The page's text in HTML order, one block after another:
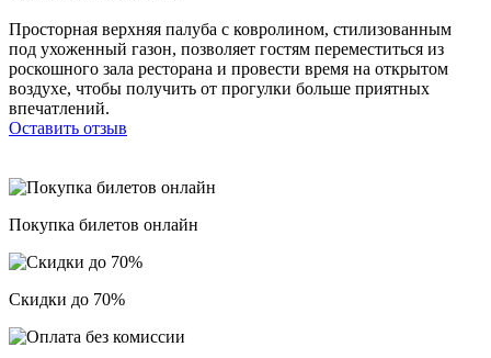
Просторная верхняя палуба с ковролином, стилизованным
под ухоженный газон, позволяет гостям переместиться из
роскошного зала ресторана и провести время на открытом
воздухе, чтобы получить от прогулки больше приятных
впечатлений.
Оставить отзыв
Покупка билетов онлайн
Скидки до 70%